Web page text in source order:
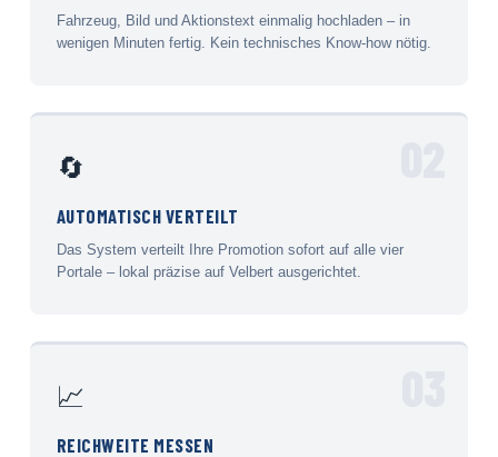
Fahrzeug, Bild und Aktionstext einmalig hochladen – in
wenigen Minuten fertig. Kein technisches Know-how nötig.
🔄
AUTOMATISCH VERTEILT
Das System verteilt Ihre Promotion sofort auf alle vier
Portale – lokal präzise auf Velbert ausgerichtet.
📈
REICHWEITE MESSEN